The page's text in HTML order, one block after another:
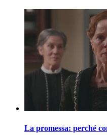
La promessa: perché